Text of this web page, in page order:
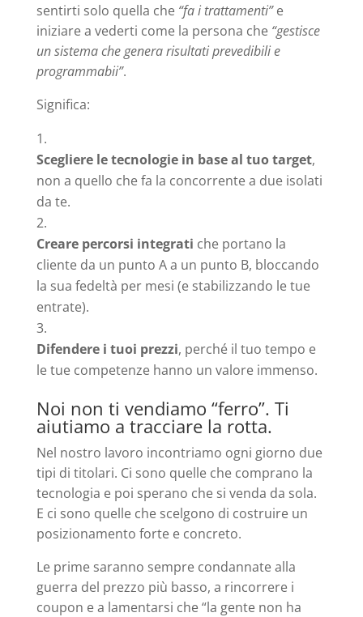
sentirti solo quella che “fa i trattamenti”e
iniziare a vederti come la persona che “gestisce
un sistema che genera risultati prevedibili e
programmabii”.
Significa:
Scegliere le tecnologie in base al tuo target,
non a quello che fa la concorrente a due isolati
da te.
Creare percorsi integrati che portano la
cliente da un punto A a un punto B, bloccando
la sua fedeltà per mesi (e stabilizzando le tue
entrate).
Difendere i tuoi prezzi, perché il tuo tempo e
le tue competenze hanno un valore immenso.
Noi non ti vendiamo “ferro”. Ti
aiutiamo a tracciare la rotta.
Nel nostro lavoro incontriamo ogni giorno due
tipi di titolari. Ci sono quelle che comprano la
tecnologia e poi sperano che si venda da sola.
E ci sono quelle che scelgono di costruire un
posizionamento forte e concreto.
Le prime saranno sempre condannate alla
guerra del prezzo più basso, a rincorrere i
coupon e a lamentarsi che “la gente non ha